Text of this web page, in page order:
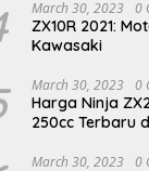
March 30, 2023 0
ZX10R 2021:
Kawasaki
March 30, 2023 0
Harga Ninja
250cc Terbaru
March 30, 2023 0